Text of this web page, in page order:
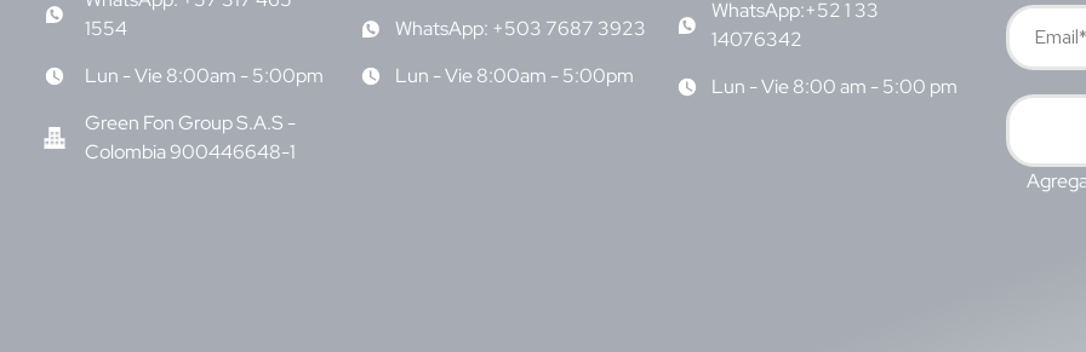
1554
Lun - Vie 8:00am - 5:00pm
Green Fon Group S.A.S -
Colombia 900446648-1
WhatsApp: +503 7687 3923
Lun - Vie 8:00am - 5:00pm
WhatsApp:+52 1 33
14076342
Lun - Vie 8:00 am - 5:00 pm